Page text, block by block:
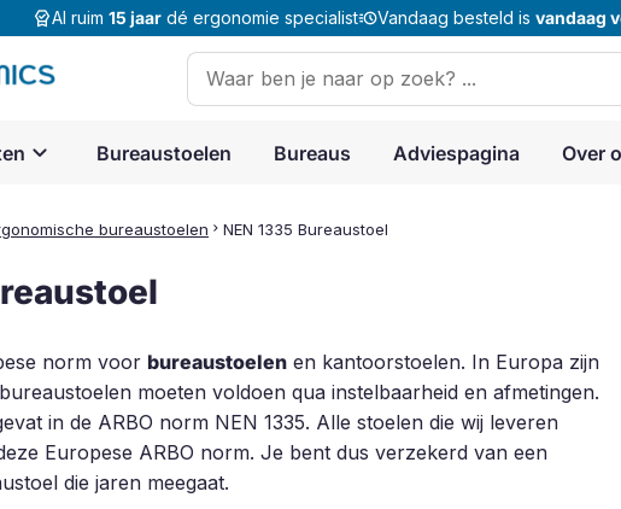
editor_choiceAl ruim 15 jaardé ergonomie specialistacuteVandaag besteld is vandaag
Zoeken
naar:
expand_more Bureaustoelen Bureaus Adviespagina Over
bureaustoelen chevron_right NEN 1335 Bureaustoel
norm voor bureaustoelen en kantoorstoelen. In Europa zijn
moeten voldoen qua instelbaarheid en afmetingen.
in de ARBO norm NEN 1335. Alle stoelen die wij leveren
Europese ARBO norm. Je bent dus verzekerd van een
die jaren meegaat.